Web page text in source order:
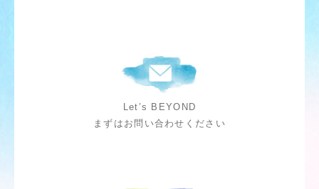
Let’s BEYOND
まずはお問い合わせください